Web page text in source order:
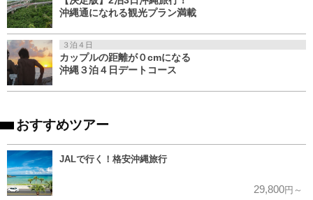
沖縄通になれる観光プラン満載
３泊４日
カップルの距離が０cmになる
沖縄３泊４日デートコース
おすすめツアー
JALで行く！格安沖縄旅行
29,800円～